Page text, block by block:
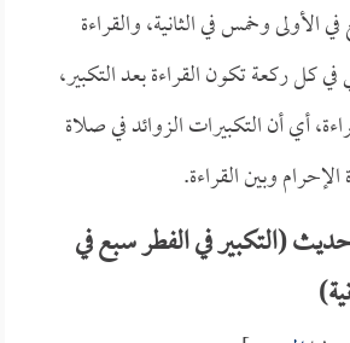
الأولى وخمس في الثانية، والقراءة
في كل ركعة تكون القراءة بعد التكبير،
أي أن التكبيرات الزوائد في صلاة
وبين القراءة.
(التكبير في الفطر سبع في